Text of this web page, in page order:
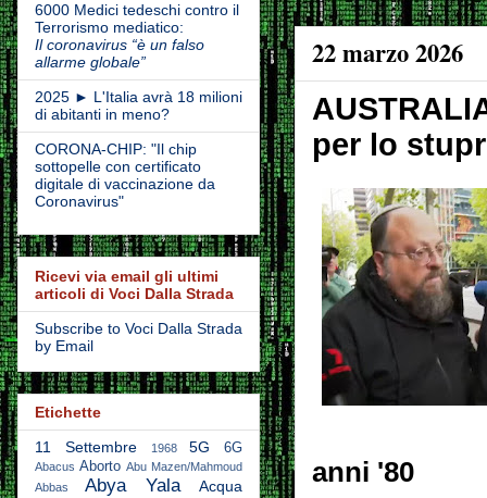
22 marzo 2026
per lo
anni '80
6000 Medici tedeschi contro il
Terrorismo mediatico:
Il coronavirus “è un falso
allarme globale”
2025 ► L'Italia avrà 18 milioni
di abitanti in meno?
CORONA-CHIP: "Il chip
sottopelle con certificato
digitale di vaccinazione da
Coronavirus"
Ricevi via email gli ultimi
articoli di Voci Dalla Strada
Subscribe to Voci Dalla Strada
by Email
Etichette
11 Settembre
1968 5G 6G
Abacus Aborto Abu Mazen/Mahmoud
Abbas
Abya Yala Acqua